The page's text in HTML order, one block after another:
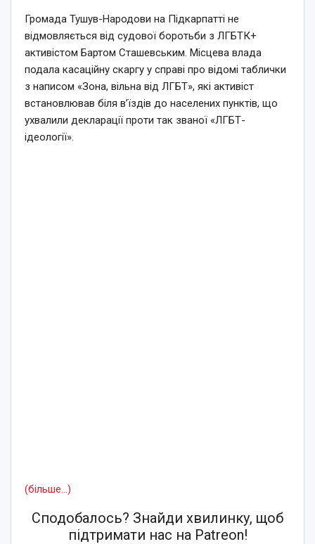
Громада Тушув-Народови на Підкарпатті не
відмовляється від судової боротьби з ЛГБТК+
активістом Бартом Сташевським. Місцева влада
подала касаційну скаргу у справі про відомі таблички
з написом «Зона, вільна від ЛГБТ», які активіст
встановлював біля в’їздів до населених пунктів, що
ухвалили декларації проти так званої «ЛГБТ-
ідеології».
(більше…)
Сподобалось? Знайди хвилинку, щоб
підтримати нас на Patreon!